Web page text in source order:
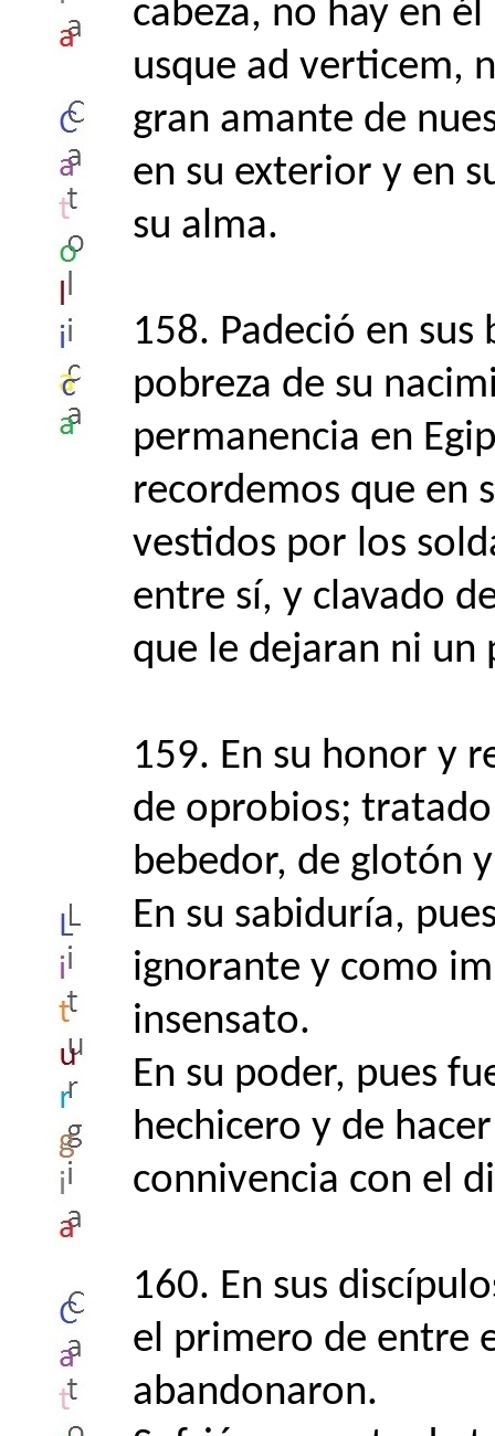
cabeza, no hay en
usque ad verticem,
gran amante de
en su exterior y en
su alma.
158. Padeció en
pobreza de su
permanencia en
recordemos que en
vestidos por los
entre sí, y clavado
que le dejaran ni un
159. En su honor y
de oprobios;
bebedor, de glotón
En su sabiduría,
ignorante y como
insensato.
En su poder, pues
hechicero y de
connivencia con el
160. En sus
el primero de entre
abandonaron.